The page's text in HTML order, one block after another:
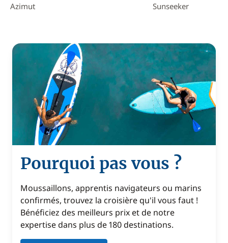
Azimut Sunseeker
Pourquoi pas vous ?
Moussaillons, apprentis navigateurs ou marins
confirmés, trouvez la croisière qu'il vous faut !
Bénéficiez des meilleurs prix et de notre
expertise dans plus de 180 destinations.